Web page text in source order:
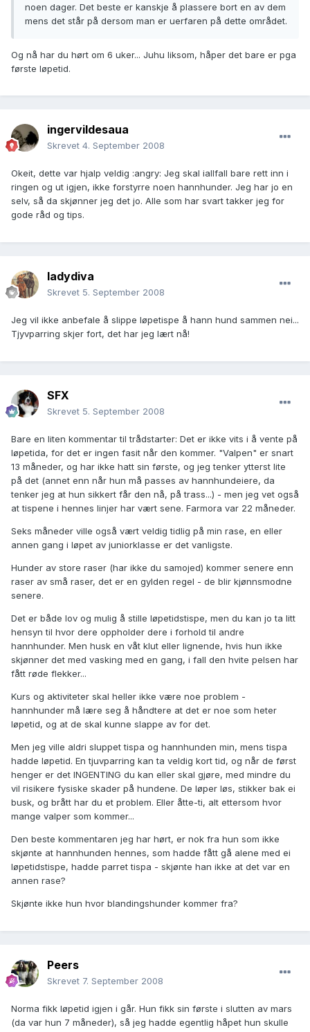
noen dager. Det beste er kanskje å plassere bort en av dem
mens det står på dersom man er uerfaren på dette området.
Og nå har du hørt om 6 uker... Juhu liksom, håper det bare er pga
første løpetid.
ingervildesaua
Skrevet 4. September 2008
Okeit, dette var hjalp veldig :angry: Jeg skal iallfall bare rett inn i
ringen og ut igjen, ikke forstyrre noen hannhunder. Jeg har jo en
selv, så da skjønner jeg det jo. Alle som har svart takker jeg for
gode råd og tips.
ladydiva
Skrevet 5. September 2008
Jeg vil ikke anbefale å slippe løpetispe å hann hund sammen nei...
Tjyvparring skjer fort, det har jeg lært nå!
SFX
Skrevet 5. September 2008
Bare en liten kommentar til trådstarter: Det er ikke vits i å vente på
løpetida, for det er ingen fasit når den kommer. "Valpen" er snart
13 måneder, og har ikke hatt sin første, og jeg tenker ytterst lite
på det (annet enn når hun må passes av hannhundeiere, da
tenker jeg at hun sikkert får den nå, på trass...) - men jeg vet også
at tispene i hennes linjer har vært sene. Farmora var 22 måneder.
Seks måneder ville også vært veldig tidlig på min rase, en eller
annen gang i løpet av juniorklasse er det vanligste.
Hunder av store raser (har ikke du samojed) kommer senere enn
raser av små raser, det er en gylden regel - de blir kjønnsmodne
senere.
Det er både lov og mulig å stille løpetidstispe, men du kan jo ta litt
hensyn til hvor dere oppholder dere i forhold til andre
hannhunder. Men husk en våt klut eller lignende, hvis hun ikke
skjønner det med vasking med en gang, i fall den hvite pelsen har
fått røde flekker...
Kurs og aktiviteter skal heller ikke være noe problem -
hannhunder må lære seg å håndtere at det er noe som heter
løpetid, og at de skal kunne slappe av for det.
Men jeg ville aldri sluppet tispa og hannhunden min, mens tispa
hadde løpetid. En tjuvparring kan ta veldig kort tid, og når de først
henger er det INGENTING du kan eller skal gjøre, med mindre du
vil risikere fysiske skader på hundene. De løper løs, stikker bak ei
busk, og brått har du et problem. Eller åtte-ti, alt ettersom hvor
mange valper som kommer...
Den beste kommentaren jeg har hørt, er nok fra hun som ikke
skjønte at hannhunden hennes, som hadde fått gå alene med ei
løpetidstispe, hadde parret tispa - skjønte han ikke at det var en
annen rase?
Skjønte ikke hun hvor blandingshunder kommer fra?
Peers
Skrevet 7. September 2008
Norma fikk løpetid igjen i går. Hun fikk sin første i slutten av mars
(da var hun 7 måneder), så jeg hadde egentlig håpet hun skulle